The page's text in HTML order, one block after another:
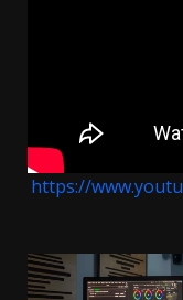
https://